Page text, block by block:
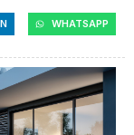
WHATSAPP